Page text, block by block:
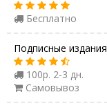
Бесплатно
Подписные издания
100р. 2-3 дн.
Самовывоз